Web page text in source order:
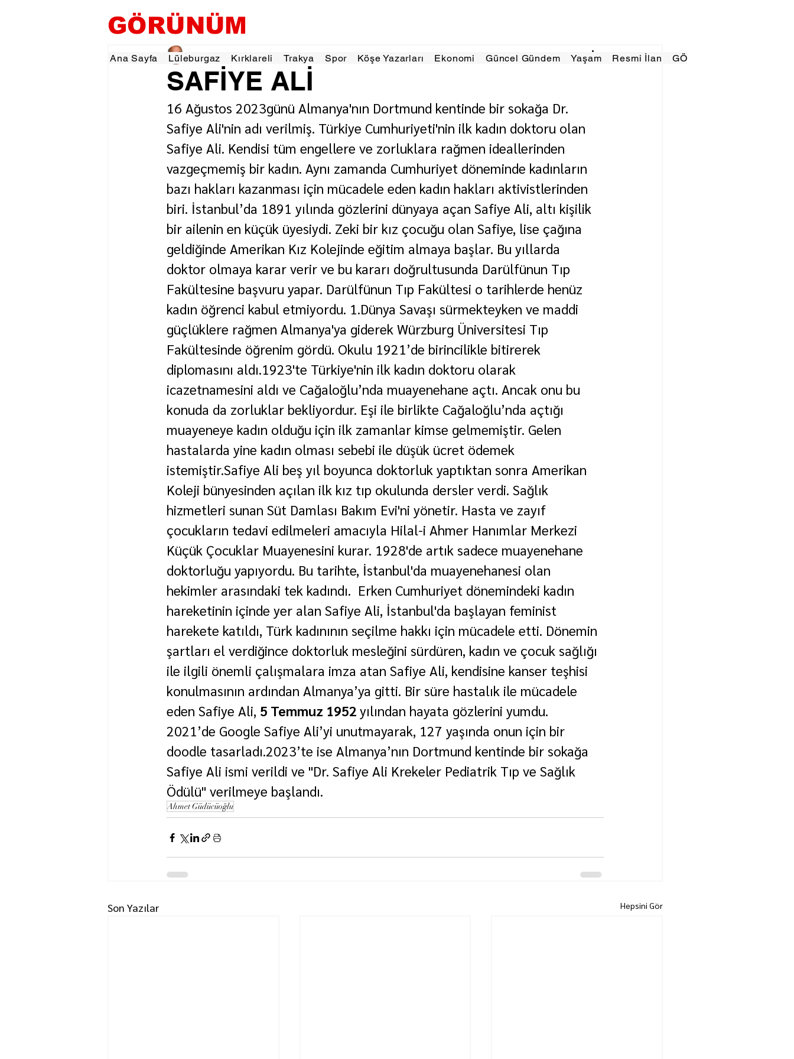
GÖRÜNÜM
Ana Sayfa Lüleburgaz Kırklareli Trakya Spor Köşe Yazarları Ekonomi Güncel Gündem Yaşam Resmi İlan GÖRÜNÜMTV
SAFİYE ALİ
Ahmet Güdücüoğlu 19 Tem 2025 2 dakikada okunur
16 Ağustos 2023günü Almanya'nın Dortmund kentinde bir sokağa Dr.
Safiye Ali'nin adı verilmiş. Türkiye Cumhuriyeti'nin ilk kadın doktoru olan
Safiye Ali. Kendisi tüm engellere ve zorluklara rağmen ideallerinden
vazgeçmemiş bir kadın. Aynı zamanda Cumhuriyet döneminde kadınların
bazı hakları kazanması için mücadele eden kadın hakları aktivistlerinden
biri. İstanbul’da 1891 yılında gözlerini dünyaya açan Safiye Ali, altı kişilik
bir ailenin en küçük üyesiydi. Zeki bir kız çocuğu olan Safiye, lise çağına
geldiğinde Amerikan Kız Kolejinde eğitim almaya başlar. Bu yıllarda
doktor olmaya karar verir ve bu kararı doğrultusunda Darülfünun Tıp
Fakültesine başvuru yapar. Darülfünun Tıp Fakültesi o tarihlerde henüz
kadın öğrenci kabul etmiyordu. 1.Dünya Savaşı sürmekteyken ve maddi
güçlüklere rağmen Almanya'ya giderek Würzburg Üniversitesi Tıp
Fakültesinde öğrenim gördü. Okulu 1921’de birincilikle bitirerek
diplomasını aldı.1923'te Türkiye'nin ilk kadın doktoru olarak
icazetnamesini aldı ve Cağaloğlu’nda muayenehane açtı. Ancak onu bu
konuda da zorluklar bekliyordur. Eşi ile birlikte Cağaloğlu’nda açtığı
muayeneye kadın olduğu için ilk zamanlar kimse gelmemiştir. Gelen
hastalarda yine kadın olması sebebi ile düşük ücret ödemek
istemiştir.Safiye Ali beş yıl boyunca doktorluk yaptıktan sonra Amerikan
Koleji bünyesinden açılan ilk kız tıp okulunda dersler verdi. Sağlık
hizmetleri sunan Süt Damlası Bakım Evi'ni yönetir. Hasta ve zayıf
çocukların tedavi edilmeleri amacıyla Hilal-i Ahmer Hanımlar Merkezi
Küçük Çocuklar Muayenesini kurar. 1928'de artık sadece muayenehane
doktorluğu yapıyordu. Bu tarihte, İstanbul'da muayenehanesi olan
hekimler arasındaki tek kadındı.  Erken Cumhuriyet dönemindeki kadın
hareketinin içinde yer alan Safiye Ali, İstanbul'da başlayan feminist
harekete katıldı, Türk kadınının seçilme hakkı için mücadele etti. Dönemin
şartları el verdiğince doktorluk mesleğini sürdüren, kadın ve çocuk sağlığı
ile ilgili önemli çalışmalara imza atan Safiye Ali, kendisine kanser teşhisi
konulmasının ardından Almanya’ya gitti. Bir süre hastalık ile mücadele
eden Safiye Ali, 5 Temmuz 1952 yılından hayata gözlerini yumdu.
2021’de Google Safiye Ali’yi unutmayarak, 127 yaşında onun için bir
doodle tasarladı.2023’te ise Almanya’nın Dortmund kentinde bir sokağa
Safiye Ali ismi verildi ve "Dr. Safiye Ali Krekeler Pediatrik Tıp ve Sağlık
Ödülü" verilmeye başlandı.
Ahmet Güdücüoğlu
Son Yazılar Hepsini Gör